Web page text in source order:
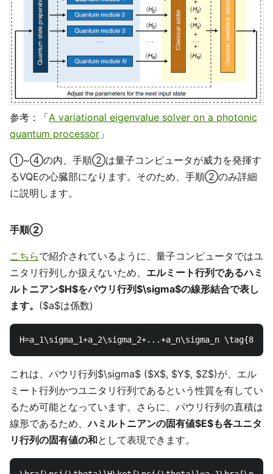
参考：「A variational eigenvalue solver on a photonic
quantum processor 」
①~④の内、手順②は量子コンピュータが威力を発揮す
るVQEの心臓部になります。そのため、手順②のみ詳細
に説明します。
手順②
こちらで紹介されているように、量子コンピュータではユ
ニタリ行列しか扱えないため、 エルミート行列であるハミ
ルトニアン$H$をパウリ行列$\sigma$の線形結合で表し
ます。 ($a$は係数)
これは、パウリ行列$\sigma$ ($X$, $Y$, $Z$)が、エル
ミート行列かつユニタリ行列であるという性質を有してい
るため可能となっています。さらに、パウリ行列の直積は
線形であるため、ハミルトニアンの固有値$E$も各ユニタ
リ行列の固有値の和として表現できます。